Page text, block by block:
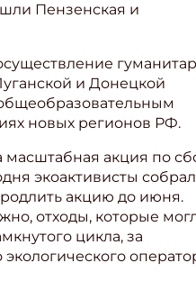
Пензенская и
и Донецкой
новых регионов РФ.
масштабная акция по
экоактивисты
акцию до июня.
отходы, которые
цикла, за